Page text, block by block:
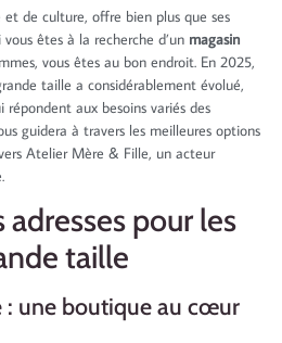
et de culture, offre bien plus que ses
êtes à la recherche d’un magasin
vous êtes au bon endroit. En 2025,
taille a considérablement évolué,
aux besoins variés des
guidera à travers les meilleures options
Atelier Mère & Fille, un acteur
adresses pour les
taille
: une boutique au cœur